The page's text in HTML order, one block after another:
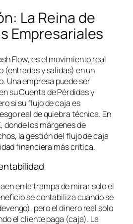
La Reina de
Empresariales
Flow, es el movimiento real
(entradas y salidas) en un
Una empresa puede ser
su Cuenta de Pérdidas y
si su flujo de caja es
real de quiebra técnica. En
donde los márgenes de
la gestión del flujo de caja
financiera más crítica.
en la trampa de mirar solo el
se contabiliza cuando se
pero el dinero real solo
el cliente paga (caja). La